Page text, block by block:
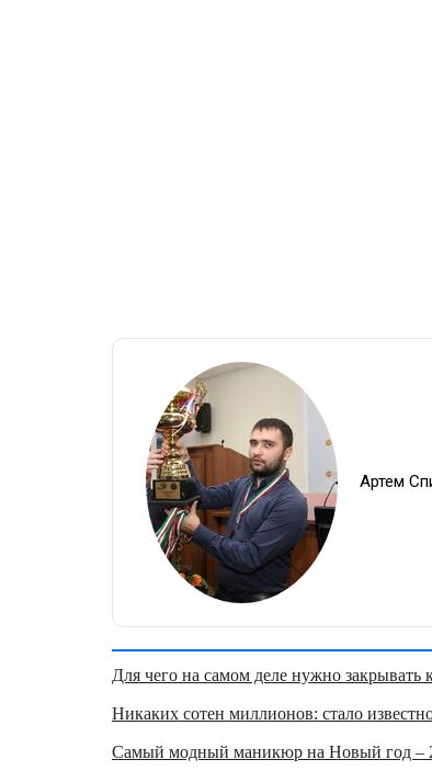
Артем
Для чего на самом деле нужно
Никаких сотен миллионов: стало
Самый модный маникюр на Новый год –